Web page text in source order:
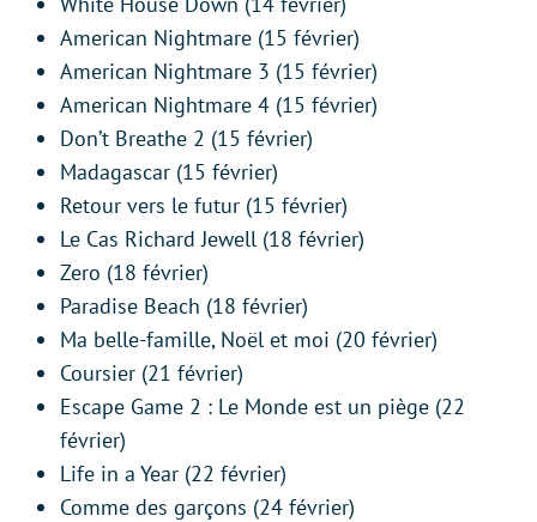
American Nightmare (15 février)
American Nightmare 3 (15 février)
American Nightmare 4 (15 février)
Don’t Breathe 2 (15 février)
Madagascar (15 février)
Retour vers le futur (15 février)
Le Cas Richard Jewell (18 février)
Zero (18 février)
Paradise Beach (18 février)
Ma belle-famille, Noël et moi (20 février)
Coursier (21 février)
Escape Game 2 : Le Monde est un piège (22
février)
Life in a Year (22 février)
Comme des garçons (24 février)